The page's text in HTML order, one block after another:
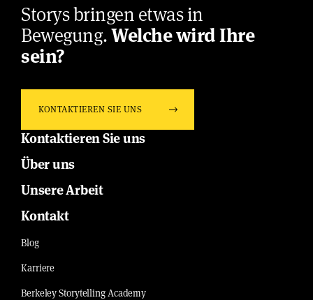
Storys bringen etwas in
Bewegung.Welche wird Ihre
sein?
KONTAKTIEREN SIE UNS
Kontaktieren Sie uns
Über uns
Unsere Arbeit
Kontakt
Blog
Karriere
Berkeley Storytelling Academy